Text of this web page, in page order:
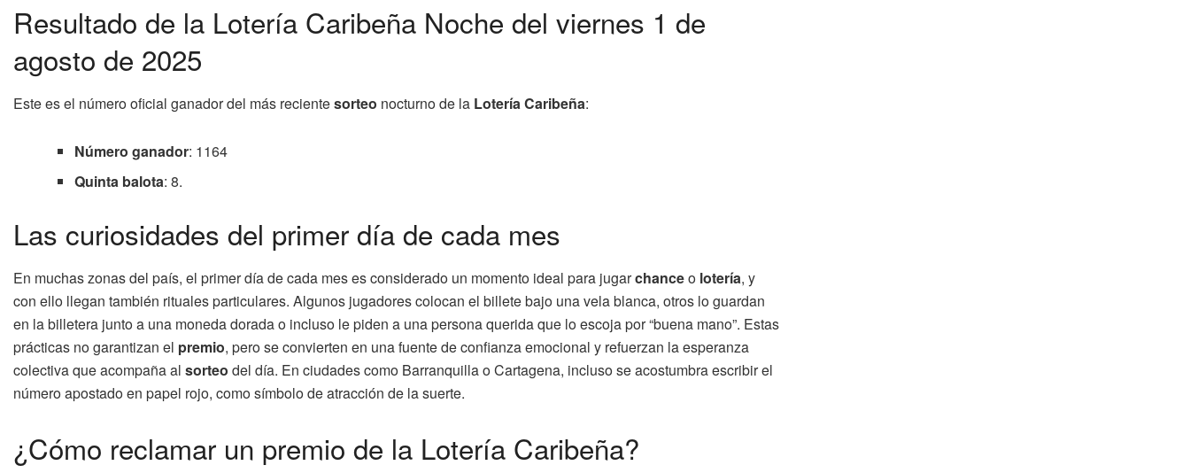
Resultado de la Lotería Caribeña Noche del viernes 1 de
agosto de 2025
Este es el número oficial ganador del más recientesorteo nocturno de la Lotería Caribeña:
Número ganador: 1164
Quinta balota: 8.
Las curiosidades del primer día de cada mes
En muchas zonas del país, el primer día de cada mes es considerado un momento ideal para jugarchanceo lotería, y
con ello llegan también rituales particulares. Algunos jugadores colocan el billete bajo una vela blanca, otros lo guardan
en la billetera junto a una moneda dorada o incluso le piden a una persona querida que lo escoja por “buena mano”. Estas
prácticas no garantizan el premio, pero se convierten en una fuente de confianza emocional y refuerzan la esperanza
colectiva que acompaña al sorteo del día. En ciudades como Barranquilla o Cartagena, incluso se acostumbra escribir el
número apostado en papel rojo, como símbolo de atracción de la suerte.
¿Cómo reclamar un premio de la Lotería Caribeña?